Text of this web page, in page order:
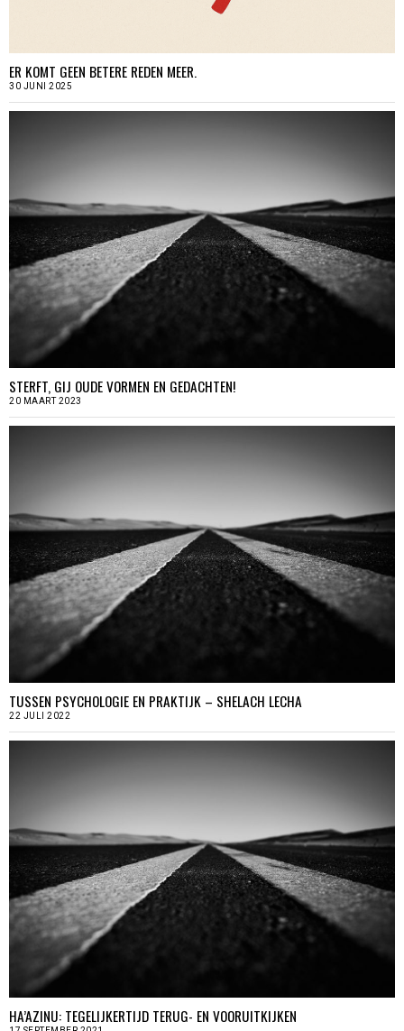
ER KOMT GEEN BETERE REDEN MEER.
30 JUNI 2025
STERFT, GIJ OUDE VORMEN EN GEDACHTEN!
20 MAART 2023
TUSSEN PSYCHOLOGIE EN PRAKTIJK – SHELACH LECHA
22 JULI 2022
HA’AZINU: TEGELIJKERTIJD TERUG- EN VOORUITKIJKEN